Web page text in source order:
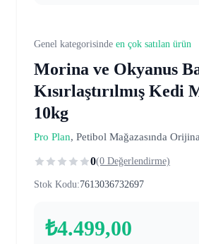
Genel kategorisinde en çok satılan ürün
Morina ve Okyanus
Kısırlaştırılmış Kedi
10kg
Pro Plan, Petibol Mağazasında
0(0 Değerlendirme)
Stok Kodu:7613036732697
₺4.499,00